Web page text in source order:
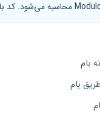
بام
بام